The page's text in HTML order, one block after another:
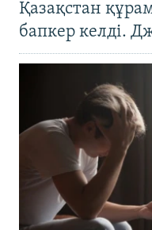
Қазақстан
бапкер келді.